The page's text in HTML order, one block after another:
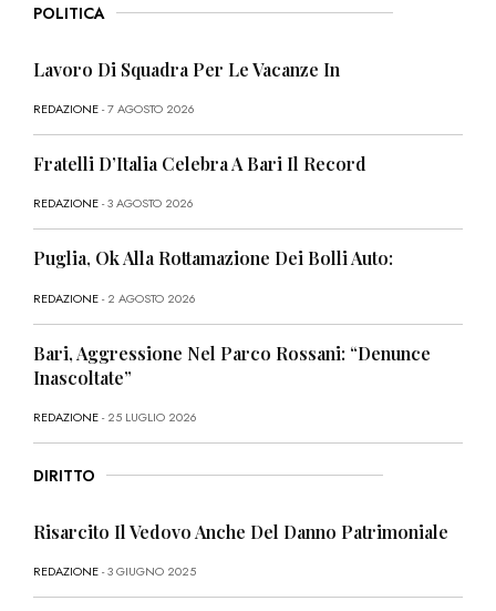
POLITICA
Lavoro Di Squadra Per Le Vacanze In
REDAZIONE- 7 AGOSTO 2026
Fratelli D’Italia Celebra A Bari Il Record
REDAZIONE- 3 AGOSTO 2026
Puglia, Ok Alla Rottamazione Dei Bolli Auto:
REDAZIONE- 2 AGOSTO 2026
Bari, Aggressione Nel Parco Rossani: “Denunce
Inascoltate”
REDAZIONE- 25 LUGLIO 2026
DIRITTO
Risarcito Il Vedovo Anche Del Danno Patrimoniale
REDAZIONE- 3 GIUGNO 2025